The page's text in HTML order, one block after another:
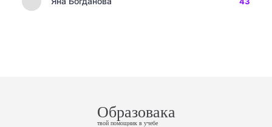
Образовака
твой помощник в учебе